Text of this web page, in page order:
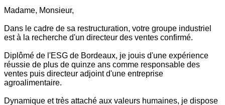
Madame, Monsieur,
Dans le cadre de sa restructuration, votre groupe industriel
est à la recherche d'un directeur des ventes confirmé.
Diplômé de l'ESG de Bordeaux, je jouis d'une expérience
réussie de plus de quinze ans comme responsable des
ventes puis directeur adjoint d'une entreprise
agroalimentaire.
Dynamique et très attaché aux valeurs humaines, je dispose